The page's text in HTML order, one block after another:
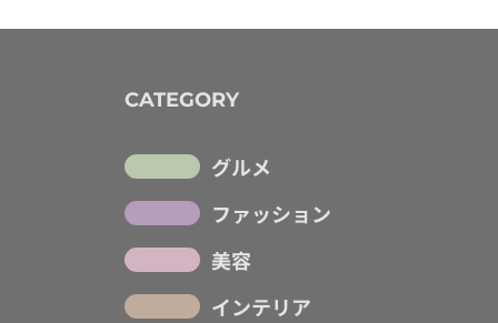
CATEGORY
グルメ
ファッション
美容
インテリア